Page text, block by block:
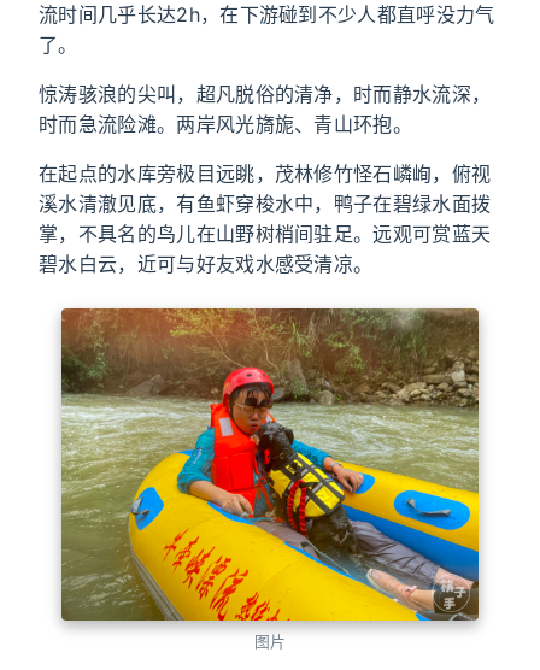
流时间几乎长达2h，在下游碰到不少人都直呼没力气
了。
惊涛骇浪的尖叫，超凡脱俗的清净，时而静水流深，
时而急流险滩。两岸风光旖旎、青山环抱。
在起点的水库旁极目远眺，茂林修竹怪石嶙峋，俯视
溪水清澈见底，有鱼虾穿梭水中，鸭子在碧绿水面拨
掌，不具名的鸟儿在山野树梢间驻足。远观可赏蓝天
碧水白云，近可与好友戏水感受清凉。
图片